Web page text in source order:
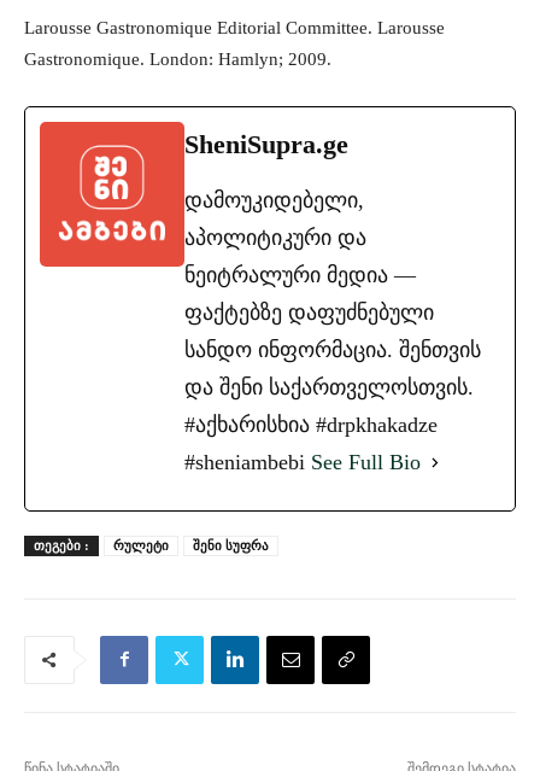
Larousse Gastronomique Editorial Committee. Larousse
Gastronomique. London: Hamlyn; 2009.
SheniSupra.ge
დამოუკიდებელი,
აპოლიტიკური და
ნეიტრალური მედია —
ფაქტებზე დაფუძნებული
სანდო ინფორმაცია. შენთვის
და შენი საქართველოსთვის.
#აქხარისხია #drpkhakadze
#sheniambebi See Full Bio
ᲗᲔᲒᲔᲑᲘ : რულეტი შენი სუფრა